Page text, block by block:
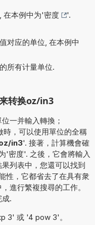
在本例中为'密度
'.
对应的单位, 在本例中
所有计量单位.
转换oz/in3
一并輸入轉換；
，可以使用單位的全稱
in3'. 接著，計算機會確
'密度'. 之後，它會將輸入
列表中，您還可以找到
性，它都省去了在具有衆
進行繁複搜尋的工作。
.
3' 或 '4 pow 3'。